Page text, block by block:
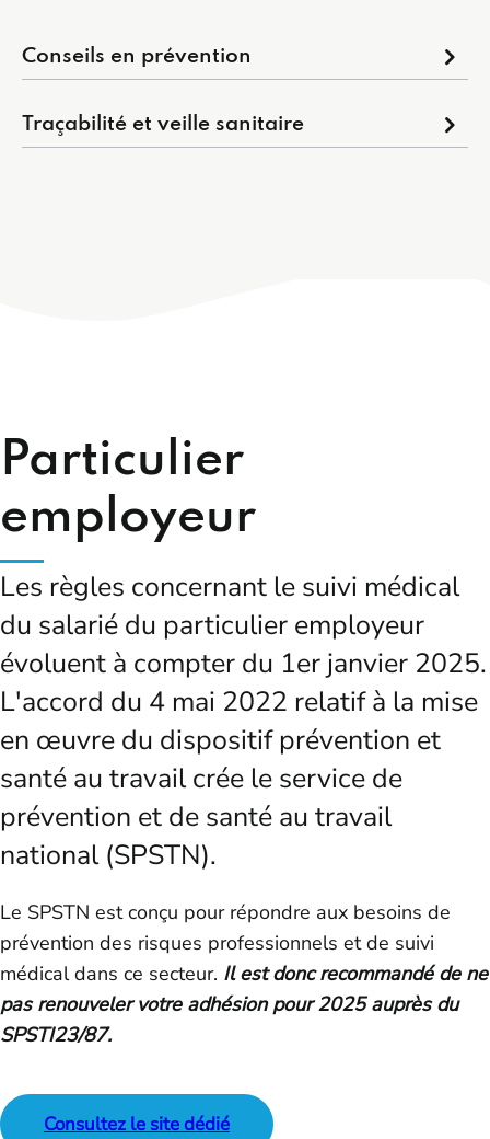
Conseils en prévention
Traçabilité et veille sanitaire
Particulier
employeur
Les règles concernant le suivi médical
du salarié du particulier employeur
évoluent à compter du 1er janvier 2025.
L'accord du 4 mai 2022 relatif à la mise
en œuvre du dispositif prévention et
santé au travail crée le service de
prévention et de santé au travail
national (SPSTN).
Le SPSTN est conçu pour répondre aux besoins de
prévention des risques professionnels et de suivi
médical dans ce secteur. Il est donc recommandé de ne
pas renouveler votre adhésion pour 2025 auprès du
SPSTI23/87.
Consultez le site dédié